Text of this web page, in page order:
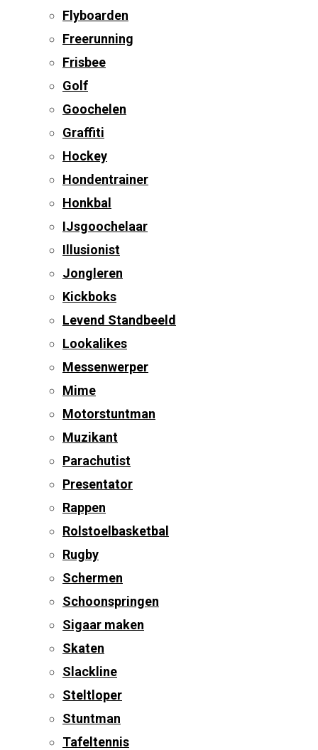
Flyboarden
Freerunning
Frisbee
Golf
Goochelen
Graffiti
Hockey
Hondentrainer
Honkbal
IJsgoochelaar
Illusionist
Jongleren
Kickboks
Levend Standbeeld
Lookalikes
Messenwerper
Mime
Motorstuntman
Muzikant
Parachutist
Presentator
Rappen
Rolstoelbasketbal
Rugby
Schermen
Schoonspringen
Sigaar maken
Skaten
Slackline
Steltloper
Stuntman
Tafeltennis